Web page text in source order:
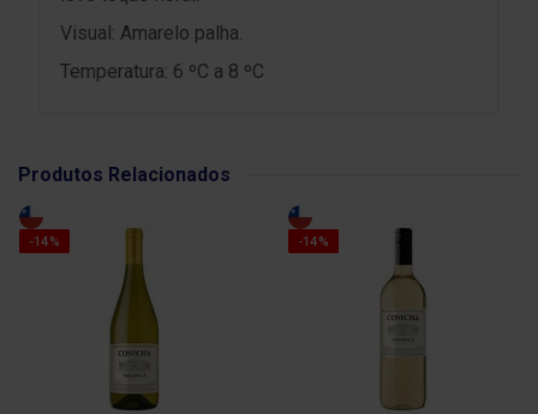
Visual: Amarelo palha.
Temperatura: 6 ºC a 8 ºC
Produtos Relacionados
-14% -14%